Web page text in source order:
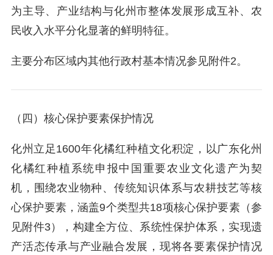
为主导、产业结构与化州市整体发展形成互补、农
民收入水平分化显著的鲜明特征。
主要分布区域内其他行政村基本情况参见附件2。
（四）核心保护要素保护情况
化州立足1600年化橘红种植文化积淀，以广东化州
化橘红种植系统申报中国重要农业文化遗产为契
机，围绕农业物种、传统知识体系与农耕技艺等核
心保护要素，涵盖9个类型共18项核心保护要素（参
见附件3），构建全方位、系统性保护体系，实现遗
产活态传承与产业融合发展，现将各要素保护情况